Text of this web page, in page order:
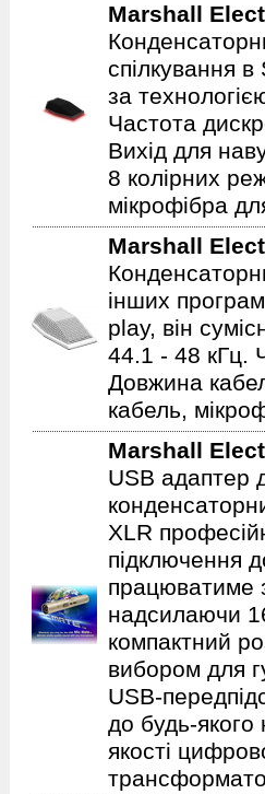
Marshall
спілкування
за
Частота
Вихід для
8 колірних
мікрофібра
Marshall
інших
play, він
44.1 - 48 кГц.
Довжина
кабель,
Marshall
USB адаптер
XLR
підключення
працюватиме
надсилаючи
компактний
вибором для
USB-
до будь-якого
якості